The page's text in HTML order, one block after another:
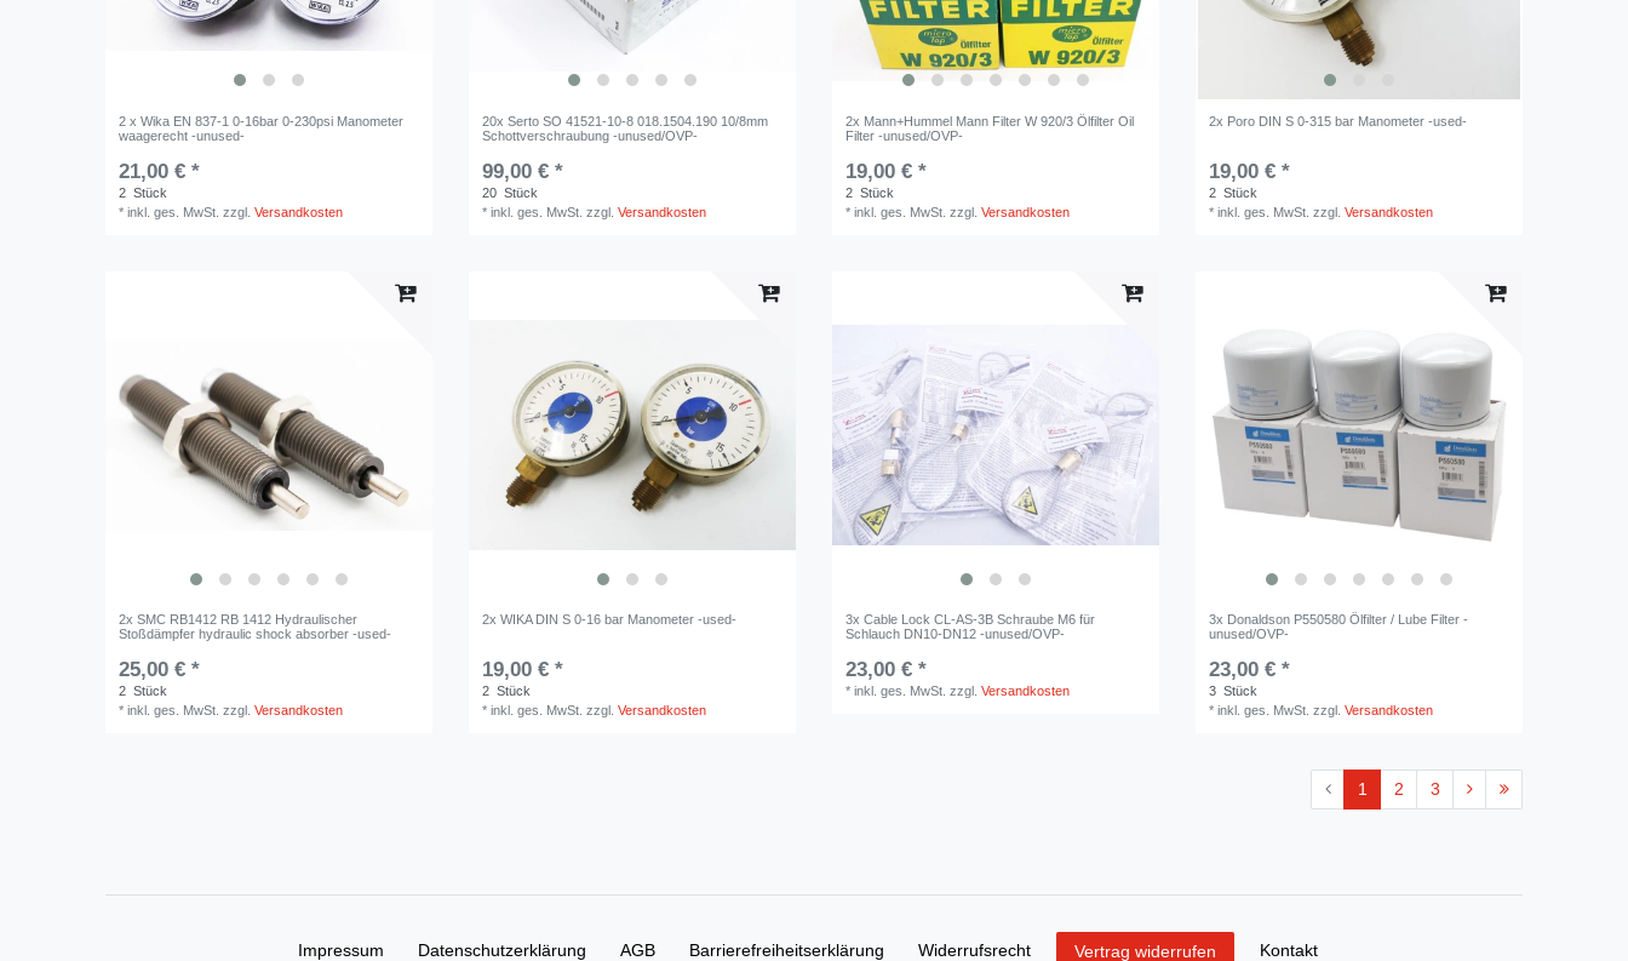
2 x Wika EN 837-1 0-16bar 0-230psi Manometer
waagerecht -unused-
21,00 € *
2 Stück
*inkl. ges. MwSt. zzgl.Versandkosten
20x Serto SO 41521-10-8 018.1504.190 10/8mm
Schottverschraubung -unused/OVP-
99,00 € *
20 Stück
*inkl. ges. MwSt. zzgl.Versandkosten
2x Mann+Hummel Mann Filter W 920/3 Ölfilter Oil
Filter -unused/OVP-
19,00 € *
2 Stück
*inkl. ges. MwSt. zzgl.Versandkosten
2x Poro DIN S 0-315 bar Manometer -used-
19,00 € *
2 Stück
*inkl. ges. MwSt. zzgl.Versandkosten
2x SMC RB1412 RB 1412 Hydraulischer
Stoßdämpfer hydraulic shock absorber -used-
25,00 € *
2 Stück
*inkl. ges. MwSt. zzgl.Versandkosten
2x WIKA DIN S 0-16 bar Manometer -used-
19,00 € *
2 Stück
*inkl. ges. MwSt. zzgl.Versandkosten
3x Cable Lock CL-AS-3B Schraube M6 für
Schlauch DN10-DN12 -unused/OVP-
23,00 € *
*inkl. ges. MwSt. zzgl.Versandkosten
3x Donaldson P550580 Ölfilter / Lube Filter -
unused/OVP-
23,00 € *
3 Stück
*inkl. ges. MwSt. zzgl.Versandkosten
1 2 3
Impressum Daten­schutz­erklärung AGB Barrierefreiheitserklärung Widerrufs­recht Vertrag widerrufen Kontakt